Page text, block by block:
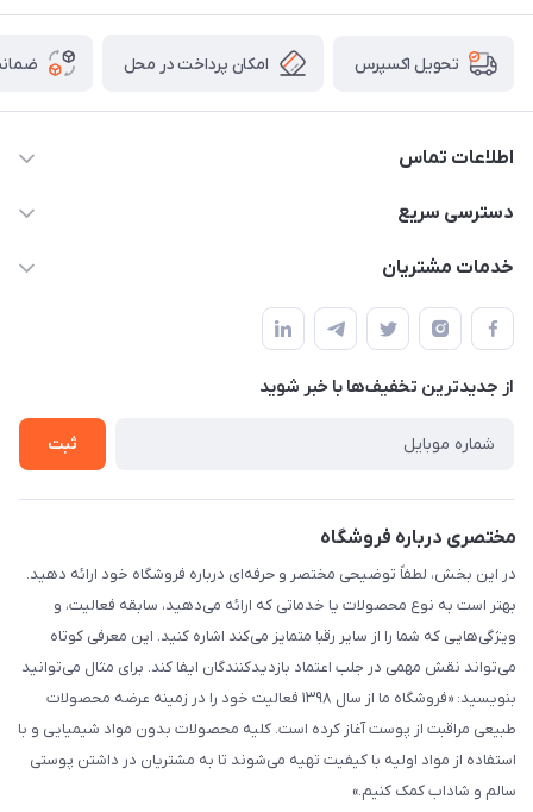
تحویل اکسپرس امکان پرداخت در محل
اطلاعات تماس
۰۲۱۰۰۰۰۰۰۰۰
دسترسی سریع
حساب کاربری
لیست محصولات
درباره ما
خدمات مشتریان
قوانین و مقررات
حریم خصوصی
راهنما
از جدید‌ترین تخفیف‌ها با‌ خبر شوید
ثبت
مختصری درباره فروشگاه
در این بخش، لطفاً توضیحی مختصر و حرفه‌ای درباره فروشگاه خود ارائه دهید.
بهتر است به نوع محصولات یا خدماتی که ارائه می‌دهید، سابقه فعالیت، و
ویژگی‌هایی که شما را از سایر رقبا متمایز می‌کند اشاره کنید. این معرفی کوتاه
می‌تواند نقش مهمی در جلب اعتماد بازدیدکنندگان ایفا کند. برای مثال می‌توانید
بنویسید: «فروشگاه ما از سال ۱۳۹۸ فعالیت خود را در زمینه عرضه محصولات
طبیعی مراقبت از پوست آغاز کرده است. کلیه محصولات بدون مواد شیمیایی و با
استفاده از مواد اولیه با کیفیت تهیه می‌شوند تا به مشتریان در داشتن پوستی
سالم و شاداب کمک کنیم.»